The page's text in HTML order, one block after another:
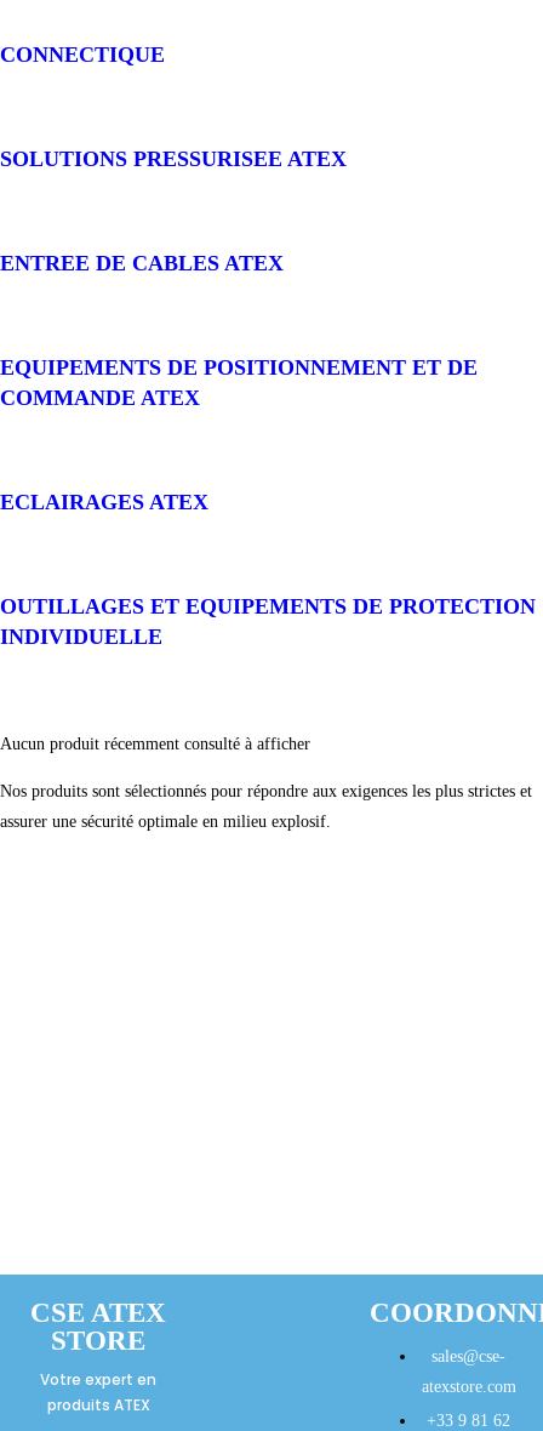
CONNECTIQUE
SOLUTIONS PRESSURISEE ATEX
ENTREE DE CABLES ATEX
EQUIPEMENTS DE POSITIONNEMENT ET DE
COMMANDE ATEX
ECLAIRAGES ATEX
OUTILLAGES ET EQUIPEMENTS DE PROTECTION
INDIVIDUELLE
Aucun produit récemment consulté à afficher
Nos produits sont sélectionnés pour répondre aux exigences les plus strictes et
assurer une sécurité optimale en milieu explosif.
CSE ATEX
STORE
Votre expert en
produits ATEX
sales@cse-
atexstore.com
+33 9 81 62